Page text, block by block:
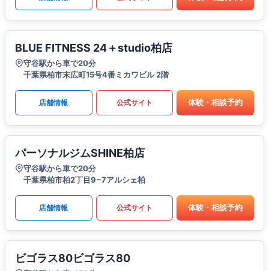
BLUE FITNESS 24＋studio柏店
守谷駅から車で20分
千葉県柏市末広町15号4番ミカワビル 2階
店舗情報 公式サイト 体験・相談予約
パーソナルジムSHINE柏店
守谷駅から車で20分
千葉県柏市柏2丁目9−7アルシェ柏
店舗情報 公式サイト 体験・相談予約
ビゴラス80ビゴラス80